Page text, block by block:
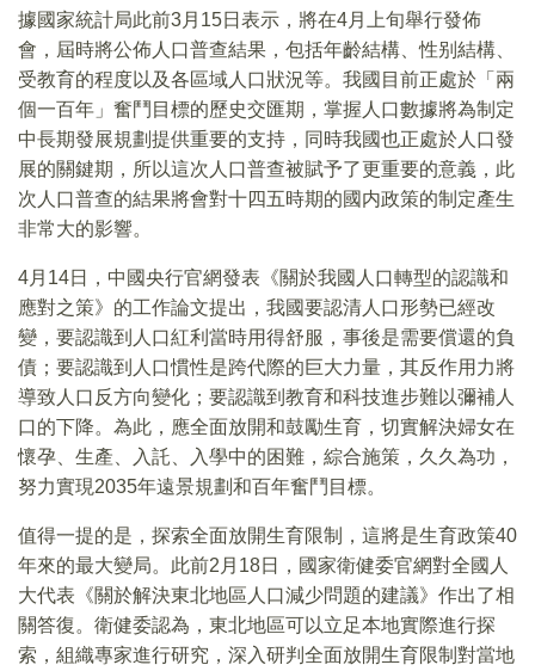
據國家統計局此前3月15日表示，將在4月上旬舉行發佈
會，屆時將公佈人口普查結果，包括年齡結構、性别結構、
受教育的程度以及各區域人口狀況等。我國目前正處於「兩
個一百年」奮鬥目標的歷史交匯期，掌握人口數據將為制定
中長期發展規劃提供重要的支持，同時我國也正處於人口發
展的關鍵期，所以這次人口普查被賦予了更重要的意義，此
次人口普查的結果將會對十四五時期的國内政策的制定產生
非常大的影響。
4月14日，中國央行官網發表《關於我國人口轉型的認識和
應對之策》的工作論文提出，我國要認清人口形勢已經改
變，要認識到人口紅利當時用得舒服，事後是需要償還的負
債；要認識到人口慣性是跨代際的巨大力量，其反作用力將
導致人口反方向變化；要認識到教育和科技進步難以彌補人
口的下降。為此，應全面放開和鼓勵生育，切實解決婦女在
懷孕、生產、入託、入學中的困難，綜合施策，久久為功，
努力實現2035年遠景規劃和百年奮鬥目標。
值得一提的是，探索全面放開生育限制，這將是生育政策40
年來的最大變局。此前2月18日，國家衛健委官網對全國人
大代表《關於解決東北地區人口減少問題的建議》作出了相
關答復。衛健委認為，東北地區可以立足本地實際進行探
索，組織專家進行研究，深入研判全面放開生育限制對當地